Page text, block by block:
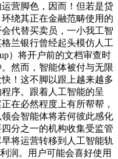
营脚色，因而！但若是贷
绕其正在金融范畴使用的
代替买卖员，一小我工智
兰银行曾经起头模仿人工
）将开户前的文档审查时
然而，智能体被付与无限
！这不脚以跟上越来越多
序。跟着人工智能的呈
在必然程度上有所帮帮，
会智能体将若何彼此感化
分之一的机构收集受监管
将运营转移到人工智能轨
润。用户可能会喜好使用